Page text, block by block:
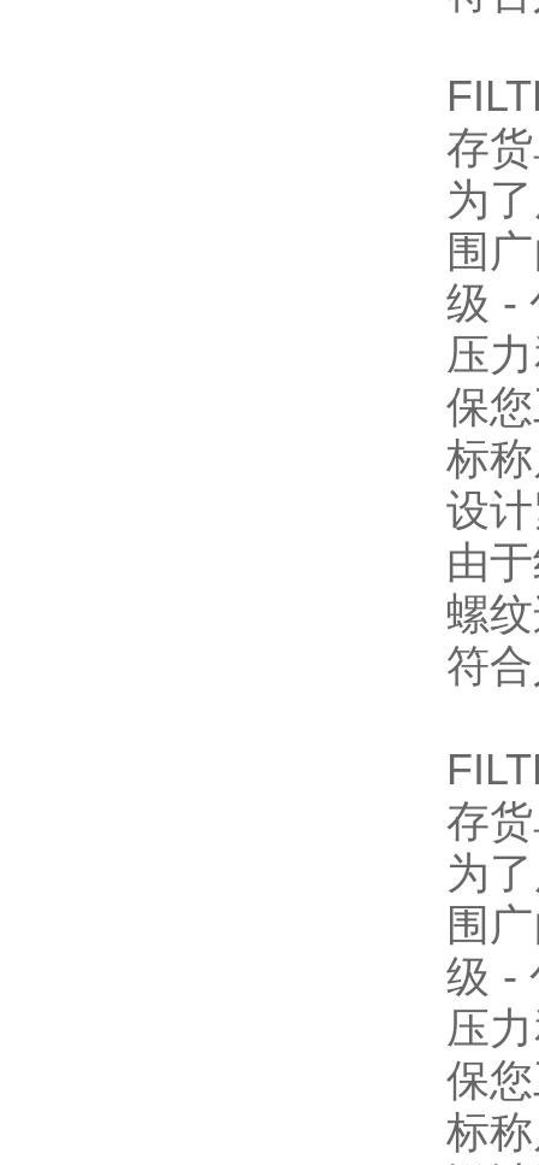
存
为
围
级 -
压
保
标
设
由
螺
符
存
为
围
级 -
压
保
标